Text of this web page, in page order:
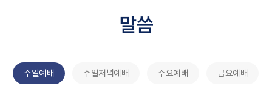
말씀
주일예배 주일저녁예배 수요예배 금요예배